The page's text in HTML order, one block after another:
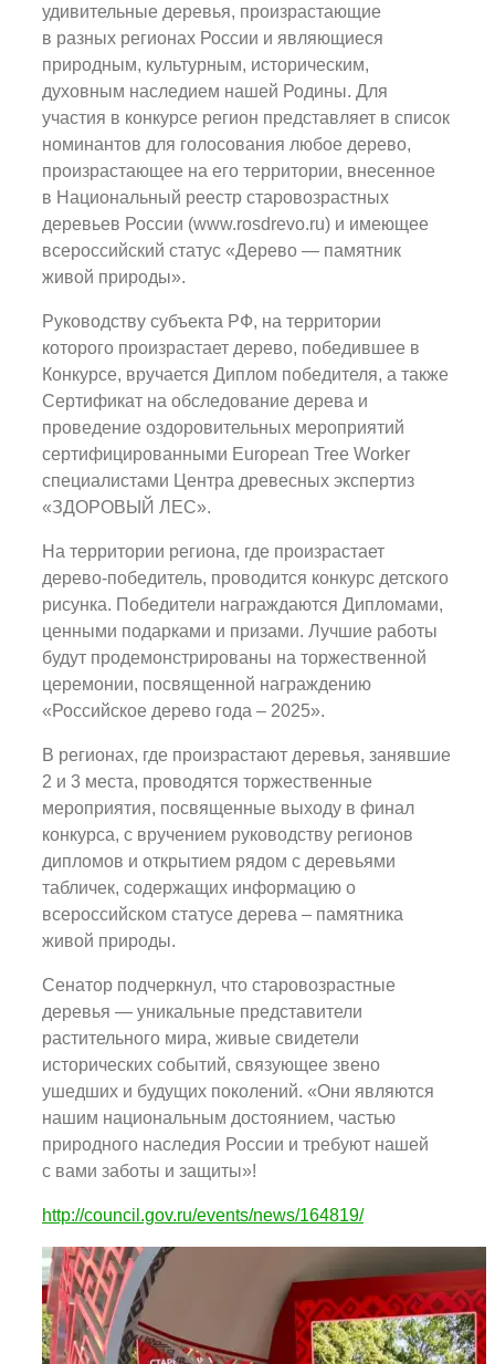
удивительные деревья, произрастающие
в разных регионах России и являющиеся
природным, культурным, историческим,
духовным наследием нашей Родины. Для
участия в конкурсе регион представляет в список
номинантов для голосования любое дерево,
произрастающее на его территории, внесенное
в Национальный реестр старовозрастных
деревьев России (www.rosdrevo.ru) и имеющее
всероссийский статус «Дерево — памятник
живой природы».
Руководству субъекта РФ, на территории
которого произрастает дерево, победившее в
Конкурсе, вручается Диплом победителя, а также
Сертификат на обследование дерева и
проведение оздоровительных мероприятий
сертифицированными European Tree Worker
специалистами Центра древесных экспертиз
«ЗДОРОВЫЙ ЛЕС».
На территории региона, где произрастает
дерево-победитель, проводится конкурс детского
рисунка. Победители награждаются Дипломами,
ценными подарками и призами. Лучшие работы
будут продемонстрированы на торжественной
церемонии, посвященной награждению
«Российское дерево года – 2025».
В регионах, где произрастают деревья, занявшие
2 и 3 места, проводятся торжественные
мероприятия, посвященные выходу в финал
конкурса, с вручением руководству регионов
дипломов и открытием рядом с деревьями
табличек, содержащих информацию о
всероссийском статусе дерева – памятника
живой природы.
Сенатор подчеркнул, что старовозрастные
деревья — уникальные представители
растительного мира, живые свидетели
исторических событий, связующее звено
ушедших и будущих поколений. «Они являются
нашим национальным достоянием, частью
природного наследия России и требуют нашей
с вами заботы и защиты»!
http://council.gov.ru/events/news/164819/